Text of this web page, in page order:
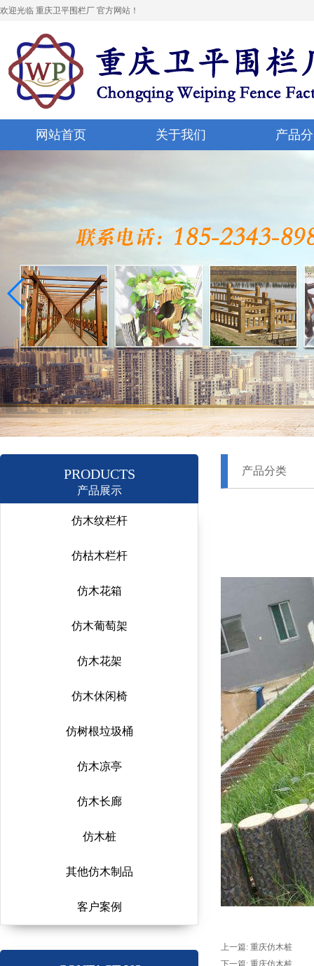
欢迎光临 重庆卫平围栏厂 官方网站！
网站首页 关于我们 产品
PRODUCTS
产品展示
仿木纹栏杆
仿枯木栏杆
仿木花箱
仿木葡萄架
仿木花架
仿木休闲椅
仿树根垃圾桶
仿木凉亭
仿木长廊
仿木桩
其他仿木制品
客户案例
产品分类
上一篇: 重庆仿木桩